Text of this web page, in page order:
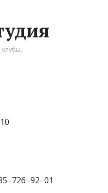
клубы,